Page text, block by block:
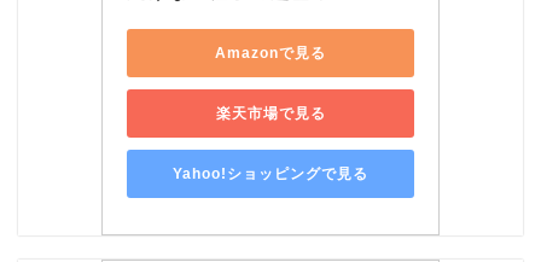
Amazonで見る
楽天市場で見る
Yahoo!ショッピングで見る